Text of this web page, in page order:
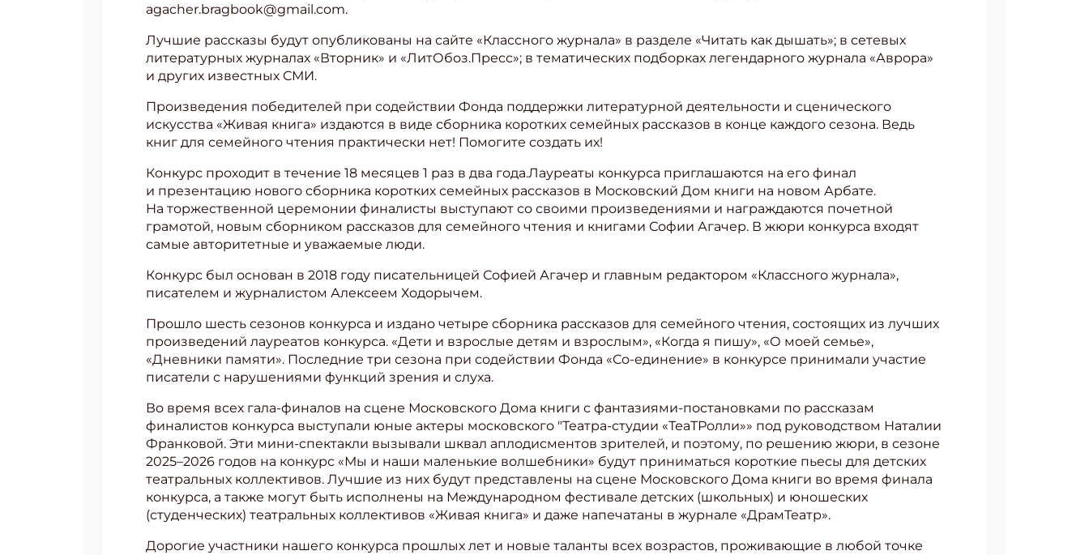
agacher.bragbook@gmail.com.
Лучшие рассказы будут опубликованы на сайте «Классного журнала» в разделе «Читать как дышать»; в сетевых
литературных журналах «Вторник» и «ЛитОбоз.Пресс»; в тематических подборках легендарного журнала «Аврора»
и других известных СМИ.
Произведения победителей при содействии Фонда поддержки литературной деятельности и сценического
искусства «Живая книга» издаются в виде сборника коротких семейных рассказов в конце каждого сезона. Ведь
книг для семейного чтения практически нет! Помогите создать их!
Конкурс проходит в течение 18 месяцев 1 раз в два года.Лауреаты конкурса приглашаются на его финал
и презентацию нового сборника коротких семейных рассказов в Московский Дом книги на новом Арбате.
На торжественной церемонии финалисты выступают со своими произведениями и награждаются почетной
грамотой, новым сборником рассказов для семейного чтения и книгами Софии Агачер. В жюри конкурса входят
самые авторитетные и уважаемые люди.
Конкурс был основан в 2018 году писательницей Софией Агачер и главным редактором «Классного журнала»,
писателем и журналистом Алексеем Ходорычем.
Прошло шесть сезонов конкурса и издано четыре сборника рассказов для семейного чтения, состоящих из лучших
произведений лауреатов конкурса. «Дети и взрослые детям и взрослым», «Когда я пишу», «О моей семье»,
«Дневники памяти». Последние три сезона при содействии Фонда «Со-единение» в конкурсе принимали участие
писатели с нарушениями функций зрения и слуха.
Во время всех гала-финалов на сцене Московского Дома книги с фантазиями-постановками по рассказам
финалистов конкурса выступали юные актеры московского "Театра-студии «ТеаТРолли»» под руководством Наталии
Франковой. Эти мини-спектакли вызывали шквал аплодисментов зрителей, и поэтому, по решению жюри, в сезоне
2025–2026 годов на конкурс «Мы и наши маленькие волшебники» будут приниматься короткие пьесы для детских
театральных коллективов. Лучшие из них будут представлены на сцене Московского Дома книги во время финала
конкурса, а также могут быть исполнены на Международном фестивале детских (школьных) и юношеских
(студенческих) театральных коллективов «Живая книга» и даже напечатаны в журнале «ДрамТеатр».
Дорогие участники нашего конкурса прошлых лет и новые таланты всех возрастов, проживающие в любой точке